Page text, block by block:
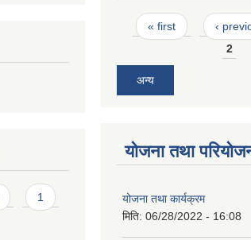
अन्य
योजना तथा परियोजना
योजना तथा कार्यक्रम
मिति:06/28/2022 - 16:08
वडा नं ७
मिति: 08/18/2019 - 10:00